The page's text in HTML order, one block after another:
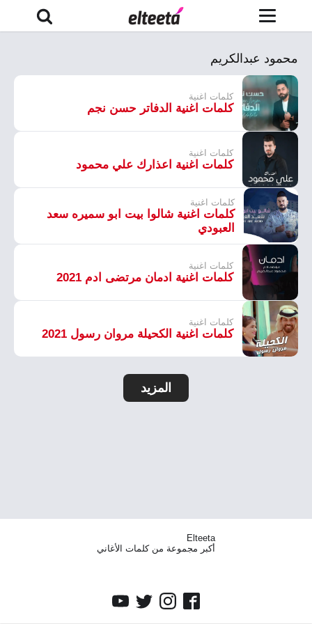
محمود عبدالكريم
كلمات اغنية
كلمات اغنية الدفاتر حسن نجم
كلمات اغنية
كلمات اغنية اعذارك علي محمود
كلمات اغنية
كلمات اغنية شالوا بيت ابو سميره سعد
العبودي
كلمات اغنية
كلمات اغنية ادمان مرتضى ادم 2021
كلمات اغنية
كلمات اغنية الكحيلة مروان رسول 2021
المزيد
Elteeta
أكبر مجموعة من كلمات الأغاني